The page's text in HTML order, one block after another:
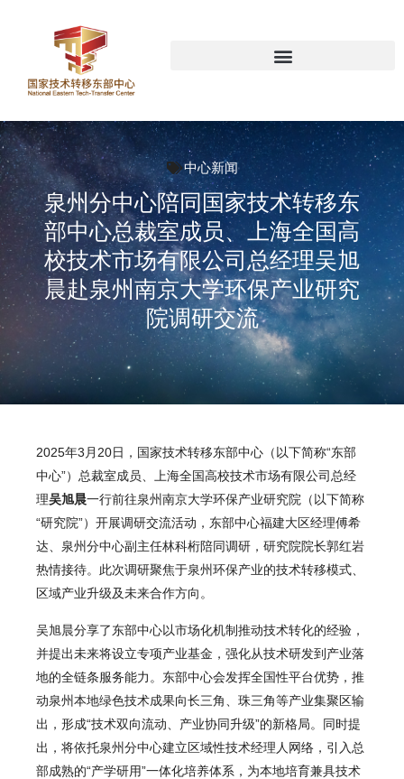
中心新闻
泉州分中心陪同国家技术转移东
部中心总裁室成员、上海全国高
校技术市场有限公司总经理吴旭
晨赴泉州南京大学环保产业研究
院调研交流
2025年3月20日，国家技术转移东部中心（以下简称“东部
中心”）总裁室成员、上海全国高校技术市场有限公司总经
理吴旭晨一行前往泉州南京大学环保产业研究院（以下简称
“研究院”）开展调研交流活动，东部中心福建大区经理傅希
达、泉州分中心副主任林科桁陪同调研，研究院院长郭红岩
热情接待。此次调研聚焦于泉州环保产业的技术转移模式、
区域产业升级及未来合作方向。
吴旭晨分享了东部中心以市场化机制推动技术转化的经验，
并提出未来将设立专项产业基金，强化从技术研发到产业落
地的全链条服务能力。东部中心会发挥全国性平台优势，推
动泉州本地绿色技术成果向长三角、珠三角等产业集聚区输
出，形成“技术双向流动、产业协同升级”的新格局。同时提
出，将依托泉州分中心建立区域性技术经理人网络，引入总
部成熟的“产学研用”一体化培养体系，为本地培育兼具技术